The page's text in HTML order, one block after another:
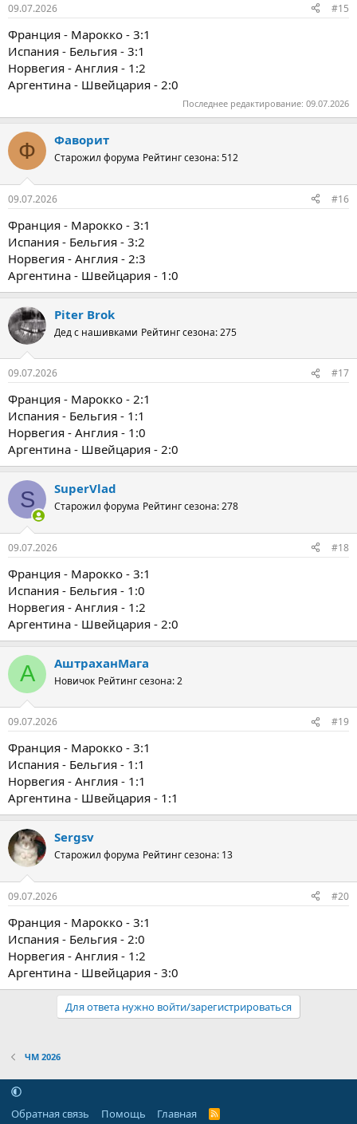
09.07.2026 #15
Франция - Марокко - 3:1
Испания - Бельгия - 3:1
Норвегия - Англия - 1:2
Аргентина - Швейцария - 2:0
Последнее редактирование: 09.07.2026
Ф Фаворит
Старожил форума Рейтинг сезона: 512
09.07.2026 #16
Франция - Марокко - 3:1
Испания - Бельгия - 3:2
Норвегия - Англия - 2:3
Аргентина - Швейцария - 1:0
Piter Brok
Дед с нашивками Рейтинг сезона: 275
09.07.2026 #17
Франция - Марокко - 2:1
Испания - Бельгия - 1:1
Норвегия - Англия - 1:0
Аргентина - Швейцария - 2:0
S SuperVlad
Старожил форума Рейтинг сезона: 278
09.07.2026 #18
Франция - Марокко - 3:1
Испания - Бельгия - 1:0
Норвегия - Англия - 1:2
Аргентина - Швейцария - 2:0
А АштраханМага
Новичок Рейтинг сезона: 2
09.07.2026 #19
Франция - Марокко - 3:1
Испания - Бельгия - 1:1
Норвегия - Англия - 1:1
Аргентина - Швейцария - 1:1
Sergsv
Старожил форума Рейтинг сезона: 13
09.07.2026 #20
Франция - Марокко - 3:1
Испания - Бельгия - 2:0
Норвегия - Англия - 1:2
Аргентина - Швейцария - 3:0
Для ответа нужно войти/зарегистрироваться
ЧМ 2026
Обратная связь Помощь Главная
R